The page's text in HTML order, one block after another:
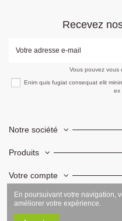
Recevez
Vous pouvez vous
Enim quis fugiat consequat elit
ex
Notre société
Produits
Votre compte
Informations
En poursuivant votre navigation,
améliorer votre expérience.